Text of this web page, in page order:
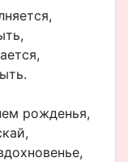
рожденья,